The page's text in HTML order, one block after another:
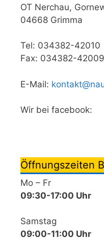
OT Nerchau,
04668 Grimma
Tel: 034382-42010
Fax: 034382-42009
E-Mail:
Wir bei facebook:
Öffnungszeiten
Mo – Fr
09:30-17:00 Uhr
Samstag
09:00-11:00 Uhr